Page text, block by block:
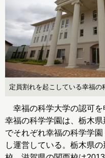
定員割れを起こしている幸福の
幸福の科学大学の認可を
幸福の科学学園は、栃木
でそれぞれ幸福の科学学
し運営している。栃木県